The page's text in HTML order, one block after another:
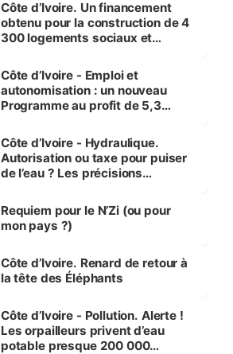
Côte d’Ivoire. Un financement
obtenu pour la construction de 4
300 logements sociaux et
et Yamoussoukro
Côte d’Ivoire - Emploi et
autonomisation : un nouveau
Programme au profit de 5,3
Côte d’Ivoire - Hydraulique.
Autorisation ou taxe pour puiser
de l’eau ? Les précisions
Requiem pour le N’Zi (ou pour
mon pays ?)
Côte d’Ivoire. Renard de retour à
la tête des Éléphants
Côte d’Ivoire - Pollution. Alerte !
Les orpailleurs privent d’eau
potable presque 200 000